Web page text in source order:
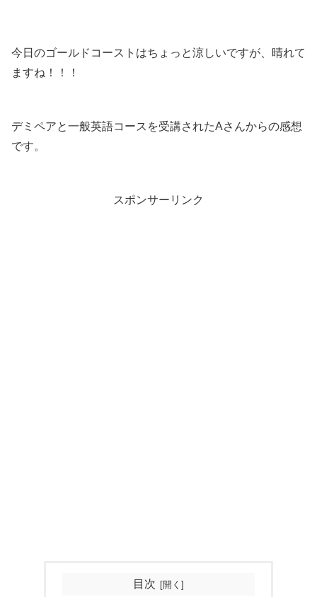
今日のゴールドコーストはちょっと涼しいですが、晴れて
ますね！！！
デミペアと一般英語コースを受講されたAさんからの感想
です。
スポンサーリンク
目次